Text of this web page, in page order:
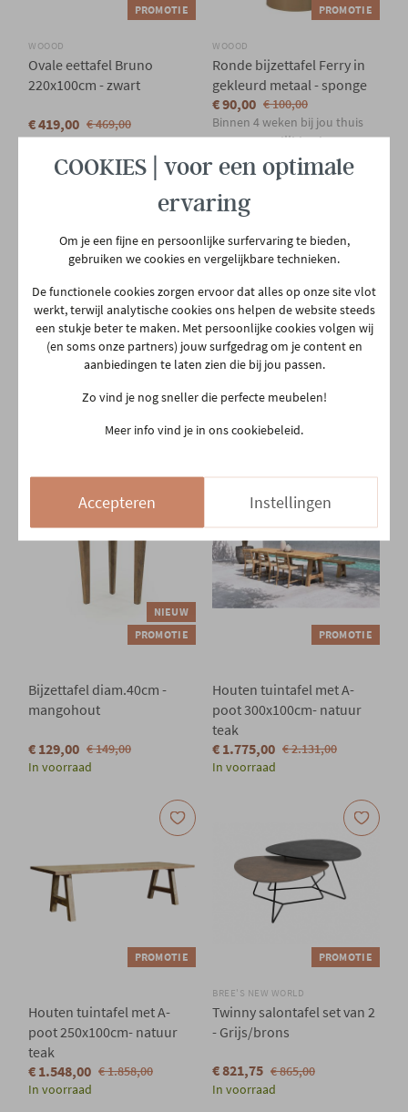
PROMOTIE
WOOOD
Ovale eettafel Bruno
220x100cm - zwart
€ 419,00 € 469,00
In voorraad
PROMOTIE
WOOOD
Ronde bijzettafel Ferry in
gekleurd metaal - sponge
€ 90,00 € 100,00
Binnen 4 weken bij jou thuis
Meer mogelijkheden
NIEUW
PROMOTIE
€ 100,00
NIEUW
PROMOTIE
WOOOD
Maan - donkerbruin
€ 359,00 € 400,00
NIEUW
PROMOTIE
Bijzettafel diam.40cm -
mangohout
€ 129,00 € 149,00
In voorraad
PROMOTIE
Houten tuintafel met A-
poot 300x100cm- natuur
teak
€ 1.775,00 € 2.131,00
In voorraad
PROMOTIE
Houten tuintafel met A-
poot 250x100cm- natuur
teak
€ 1.548,00 € 1.858,00
In voorraad
PROMOTIE
BREE'S NEW WORLD
Twinny salontafel set van 2
- Grijs/brons
€ 821,75 € 865,00
In voorraad
COOKIES | voor een optimale
ervaring
Om je een fijne en persoonlijke surfervaring te bieden,
gebruiken we cookies en vergelijkbare technieken.
De functionele cookies zorgen ervoor dat alles op onze site vlot
werkt, terwijl analytische cookies ons helpen de website steeds
een stukje beter te maken. Met persoonlijke cookies volgen wij
(en soms onze partners) jouw surfgedrag om je content en
aanbiedingen te laten zien die bij jou passen.
Zo vind je nog sneller die perfecte meubelen!
Meer info vind je in ons cookiebeleid.
Accepteren Instellingen